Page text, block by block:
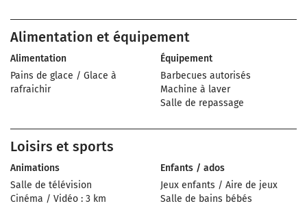
Alimentation et équipement
Alimentation
Pains de glace / Glace à
rafraichir
Équipement
Barbecues autorisés
Machine à laver
Salle de repassage
Loisirs et sports
Animations
Salle de télévision
Cinéma / Vidéo : 3 km
Enfants / ados
Jeux enfants / Aire de jeux
Salle de bains bébés